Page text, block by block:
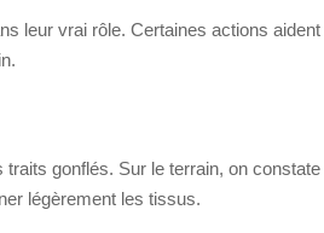
leur vrai rôle. Certaines actions aident
gonflés. Sur le terrain, on
légèrement les tissus.